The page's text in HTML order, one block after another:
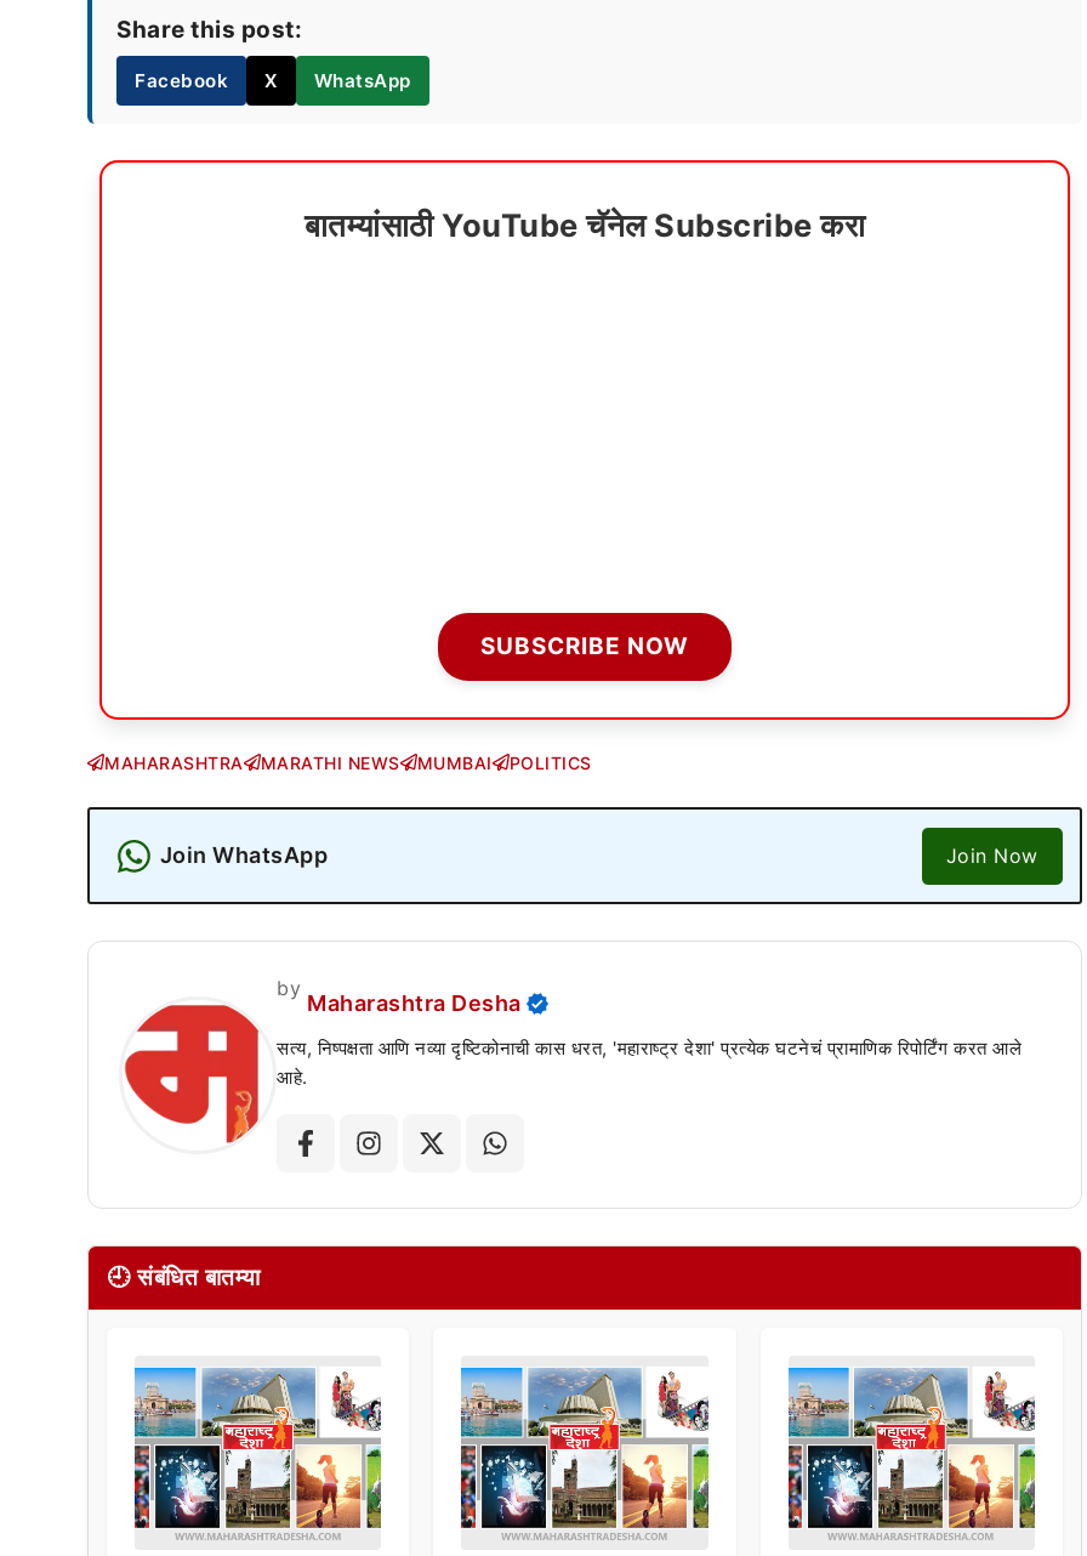
Share this post:
Facebook X WhatsApp
बातम्यांसाठी YouTube चॅनेल Subscribe करा
SUBSCRIBE NOW
MAHARASHTRA MARATHI NEWS MUMBAI POLITICS
Join WhatsApp Join Now
by
Maharashtra Desha
सत्य, निष्पक्षता आणि नव्या दृष्टिकोनाची कास धरत, 'महाराष्ट्र देशा' प्रत्येक घटनेचं प्रामाणिक रिपोर्टिंग करत आले
आहे.
🕘 संबंधित बातम्या